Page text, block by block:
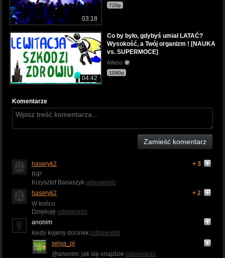
03:18
720p
04:42
Co by było, gdybyś umiał LATAĆ?
Wysokość, a Twój organizm ! [NAUKA
vs. SUPERMOCE]
iWiesz
1080p
Komentarze
Zamieść komentarz
haseryk2
+ 3
RIP
Krzysztof Banaszyk odpowiedz
haseryk2
+ 2
W końcu
Dziękuję odpowiedz
anonim
kiedy kojeny docinek odpowiedz
seiya_pl
@anonim: jak się onajdzie odpowiedz